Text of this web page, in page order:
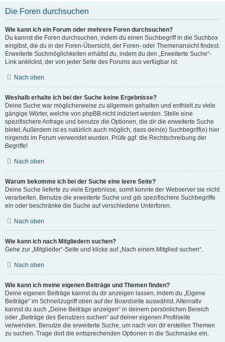
Die Foren durchsuchen
Wie kann ich ein Forum oder mehrere Foren durchsuchen?
Du kannst die Foren durchsuchen, indem du einen Suchbegriff in die Suchbox
eingibst, die du in der Foren-Übersicht, der Foren- oder Themenansicht findest.
Erweiterte Suchmöglichkeiten erhältst du, indem du den „Erweiterte Suche“-
Link anklickst, der von jeder Seite des Forums aus verfügbar ist.
Nach oben
Weshalb erhalte ich bei der Suche keine Ergebnisse?
Deine Suche war möglicherweise zu allgemein gehalten und enthielt zu viele
gängige Wörter, welche von phpBB nicht indiziert werden. Stelle eine
spezifischere Anfrage und benutze die Optionen, die dir die erweiterte Suche
bietet. Außerdem ist es natürlich auch möglich, dass dein(e) Suchbegriff(e) hier
nirgends im Forum verwendet wurden. Prüfe ggf. die Rechtschreibung der
Begriffe!
Nach oben
Warum bekomme ich bei der Suche eine leere Seite?
Deine Suche lieferte zu viele Ergebnisse, somit konnte der Webserver sie nicht
verarbeiten. Benutze die erweiterte Suche und gib spezifischere Suchbegriffe
ein oder beschränke die Suche auf verschiedene Unterforen.
Nach oben
Wie kann ich nach Mitgliedern suchen?
Gehe zur „Mitglieder“-Seite und klicke auf „Nach einem Mitglied suchen“.
Nach oben
Wie kann ich meine eigenen Beiträge und Themen finden?
Deine eigenen Beiträge kannst du dir anzeigen lassen, indem du „Eigene
Beiträge“ im Schnellzugriff oben auf der Boardseite auswählst. Alternativ
kannst du auch „Deine Beiträge anzeigen“ in deinem persönlichen Bereich
oder „Beiträge des Benutzers suchen“ auf deiner eigenen Profilseite
verwenden. Benutze die erweiterte Suche, um nach von dir erstellen Themen
zu suchen. Trage dort die entsprechenden Optionen in die Suchmaske ein.